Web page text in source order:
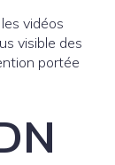
vidéos
visible des
portée